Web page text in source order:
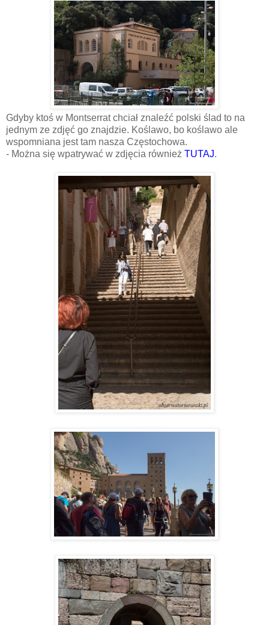
Gdyby ktoś w Montserrat chciał znaleźć polski ślad to na
jednym ze zdjęć go znajdzie. Koślawo, bo koślawo ale
wspomniana jest tam nasza Częstochowa.
- Można się wpatrywać w zdjęcia również TUTAJ.